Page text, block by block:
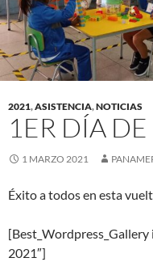
2021,ASISTENCIA,NOTICIAS
1ER DÍA
1 MARZO 2021
Éxito a todos en esta
[Best_Wordpress_Gallery
2021″]